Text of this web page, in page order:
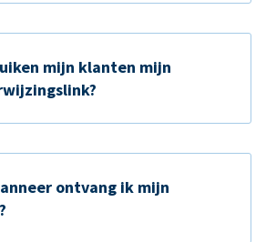
mijn klanten mijn
ontvang ik mijn